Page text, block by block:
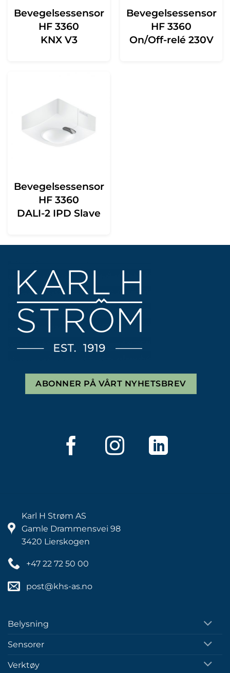
Bevegelsessensor
HF 3360
KNX V3
Bevegelsessensor
HF 3360
On/Off-relé 230V
Bevegelsessensor
HF 3360
DALI-2 IPD Slave
ABONNER PÅ VÅRT NYHETSBREV
Karl H Strøm AS
Gamle Drammensvei 98
3420 Lierskogen
+47 22 72 50 00
post@khs-as.no
Belysning
Sensorer
Verktøy